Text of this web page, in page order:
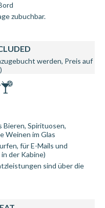
zubuchbar.
werden, Preis auf
Bieren, Spirituosen,
Weinen im Glas
für E-Mails und
der Kabine)
sind über die